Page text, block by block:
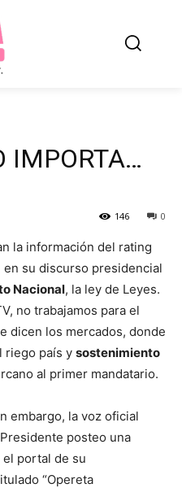
IMPORTA…
0
146
la información del rating
su discurso presidencial
Nacional, la ley de Leyes.
no trabajamos para el
dicen los mercados, donde
riego país y sostenimiento
al primer mandatario.
embargo, la voz oficial
posteo una
el portal de su
“Opereta